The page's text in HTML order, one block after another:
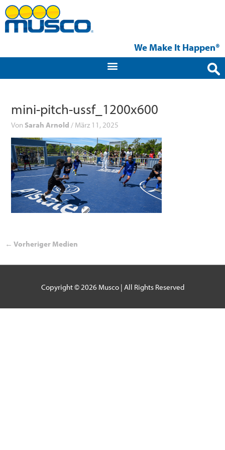
Zum
Inhalt
springen
We Make It Happen®
mini-pitch-ussf_1200x600
Von Sarah Arnold/ März 11, 2025
← Vorheriger Medien
Copyright © 2026 Musco| All Rights Reserved